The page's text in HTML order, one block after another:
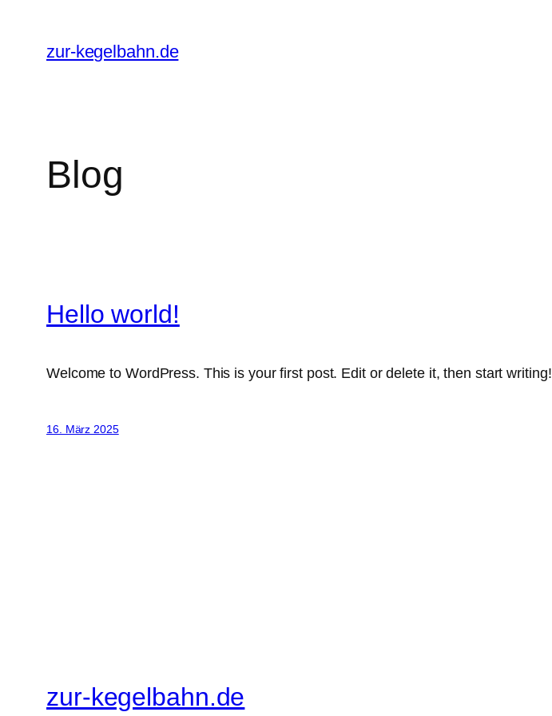
springen
zur-kegelbahn.de
Blog
Hello world!
Welcome to WordPress. This is your first post. Edit or delete it, then start writing!
16. März 2025
zur-kegelbahn.de